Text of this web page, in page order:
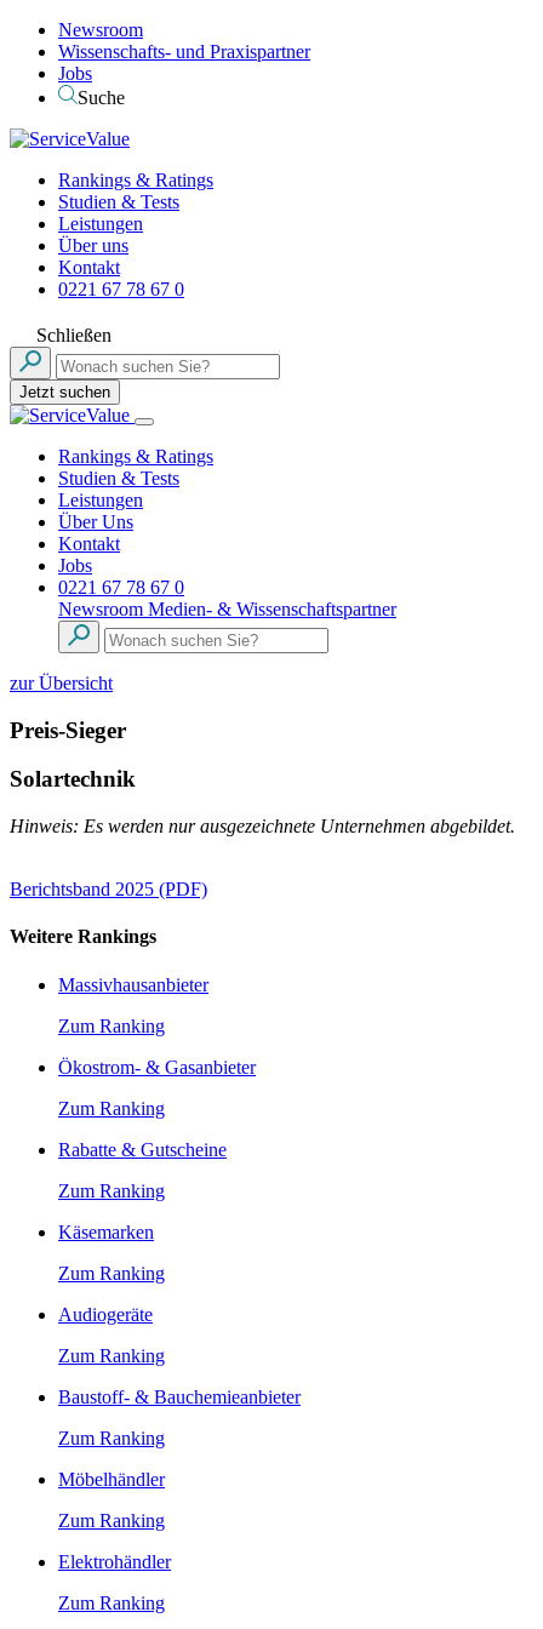
Newsroom
Wissenschafts- und Praxispartner
Jobs
Suche
Rankings & Ratings
Studien & Tests
Leistungen
Über uns
Kontakt
0221 67 78 67 0
Schließen
Jetzt suchen
Rankings & Ratings
Studien & Tests
Leistungen
Über Uns
Kontakt
Jobs
0221 67 78 67 0
Newsroom Medien- & Wissenschaftspartner
zur Übersicht
Preis-Sieger
Solartechnik
Hinweis: Es werden nur ausgezeichnete Unternehmen abgebildet.
Berichtsband 2025 (PDF)
Weitere Rankings
Massivhausanbieter
Zum Ranking
Ökostrom- & Gasanbieter
Zum Ranking
Rabatte & Gutscheine
Zum Ranking
Käsemarken
Zum Ranking
Audiogeräte
Zum Ranking
Baustoff- & Bauchemieanbieter
Zum Ranking
Möbelhändler
Zum Ranking
Elektrohändler
Zum Ranking